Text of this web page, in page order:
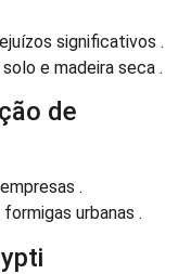
significativos .
e madeira seca .
de
.
urbanas .